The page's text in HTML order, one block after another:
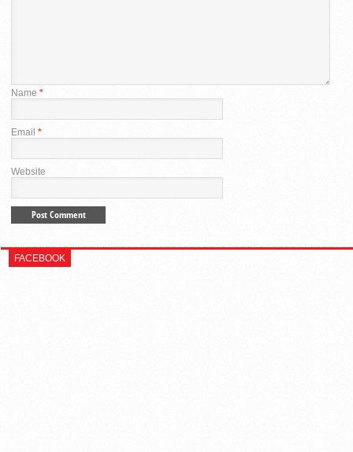
Name *
Email *
Website
FACEBOOK